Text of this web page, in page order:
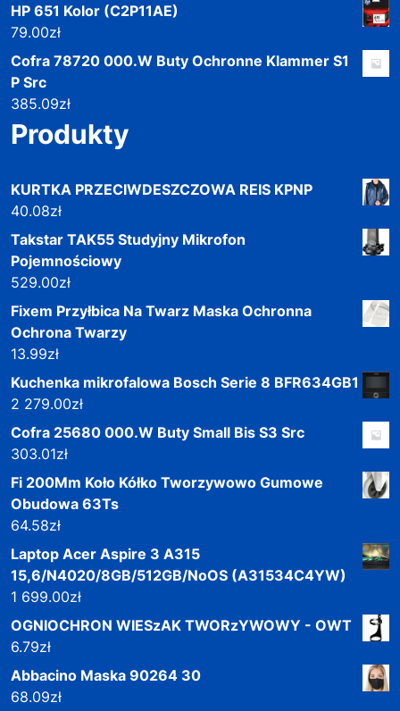
HP 651 Kolor (C2P11AE)
79.00zł
Cofra 78720 000.W Buty Ochronne Klammer S1
P Src
385.09zł
Produkty
KURTKA PRZECIWDESZCZOWA REIS KPNP
40.08zł
Takstar TAK55 Studyjny Mikrofon
Pojemnościowy
529.00zł
Fixem Przyłbica Na Twarz Maska Ochronna
Ochrona Twarzy
13.99zł
Kuchenka mikrofalowa Bosch Serie 8 BFR634GB1
2 279.00zł
Cofra 25680 000.W Buty Small Bis S3 Src
303.01zł
Fi 200Mm Koło Kółko Tworzywowo Gumowe
Obudowa 63Ts
64.58zł
Laptop Acer Aspire 3 A315
15,6/N4020/8GB/512GB/NoOS (A31534C4YW)
1 699.00zł
OGNIOCHRON WIESzAK TWORzYWOWY - OWT
6.79zł
Abbacino Maska 90264 30
68.09zł